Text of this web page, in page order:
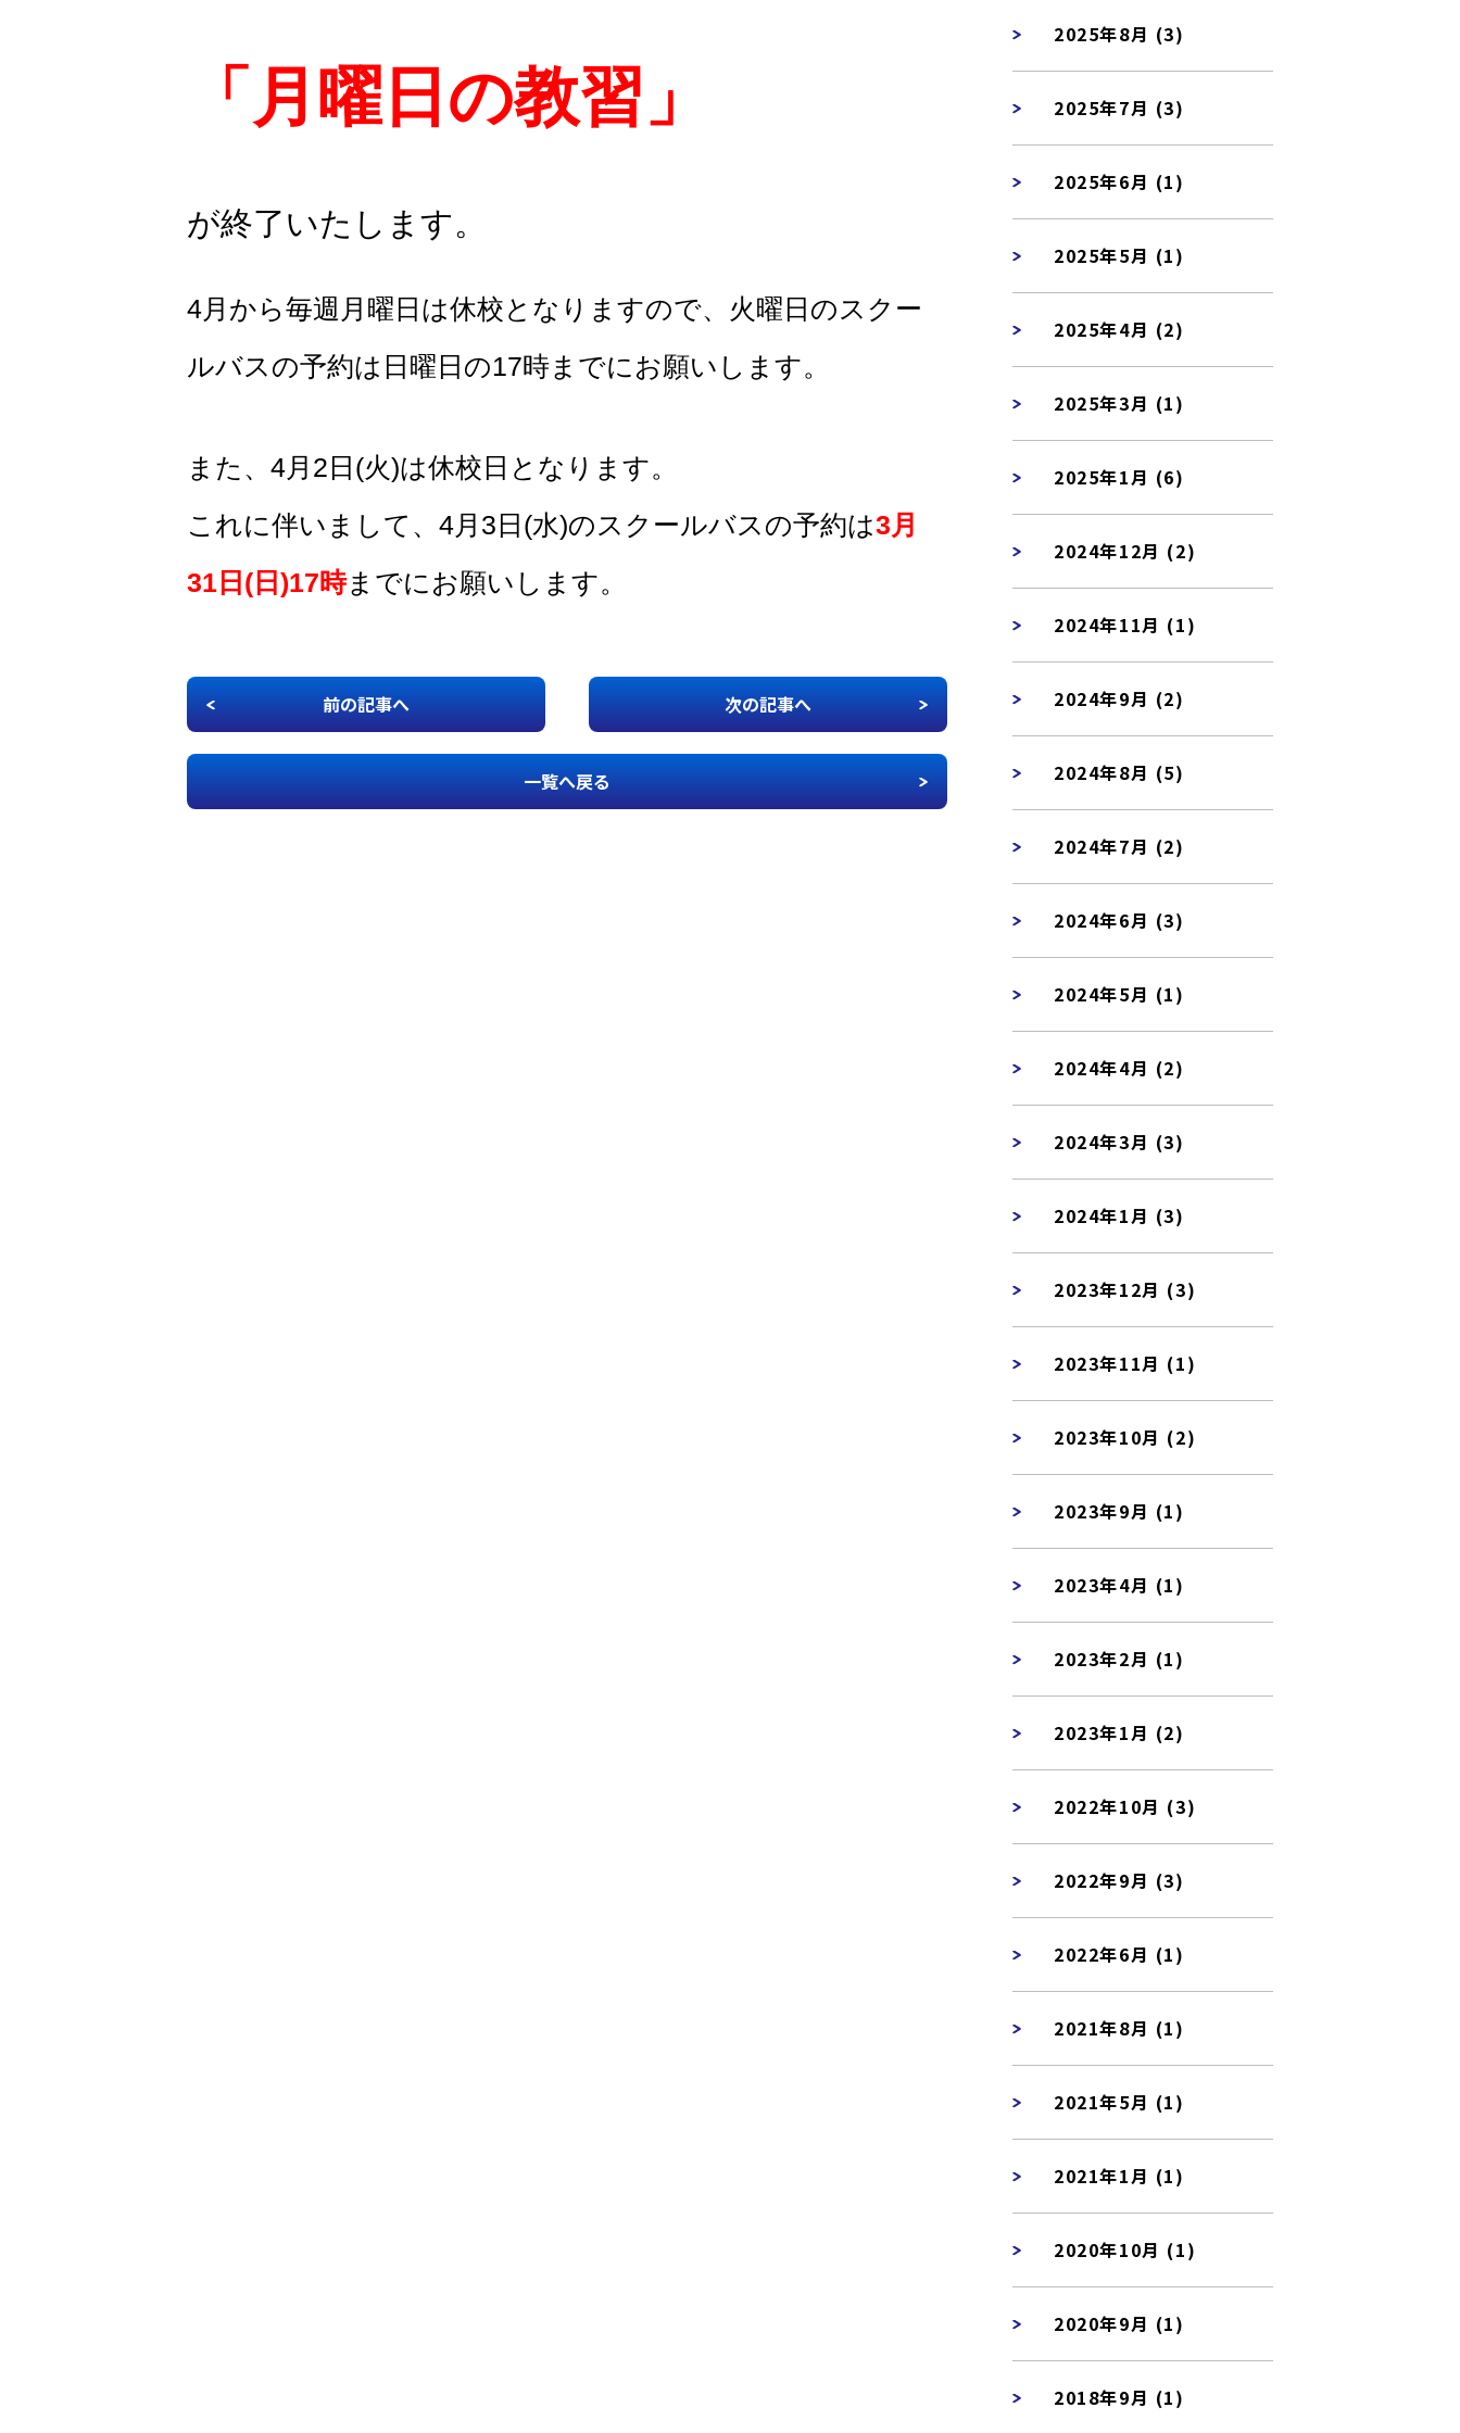
「月曜日の教習」
が終了いたします。
4月から毎週月曜日は休校となりますので、火曜日のスクー
ルバスの予約は日曜日の17時までにお願いします。
また、4月2日(火)は休校日となります。
これに伴いまして、4月3日(水)のスクールバスの予約は3月
31日(日)17時までにお願いします。
前の記事へ 次の記事へ
一覧へ戻る
2025年8月 (3)
2025年7月 (3)
2025年6月 (1)
2025年5月 (1)
2025年4月 (2)
2025年3月 (1)
2025年1月 (6)
2024年12月 (2)
2024年11月 (1)
2024年9月 (2)
2024年8月 (5)
2024年7月 (2)
2024年6月 (3)
2024年5月 (1)
2024年4月 (2)
2024年3月 (3)
2024年1月 (3)
2023年12月 (3)
2023年11月 (1)
2023年10月 (2)
2023年9月 (1)
2023年4月 (1)
2023年2月 (1)
2023年1月 (2)
2022年10月 (3)
2022年9月 (3)
2022年6月 (1)
2021年8月 (1)
2021年5月 (1)
2021年1月 (1)
2020年10月 (1)
2020年9月 (1)
2018年9月 (1)